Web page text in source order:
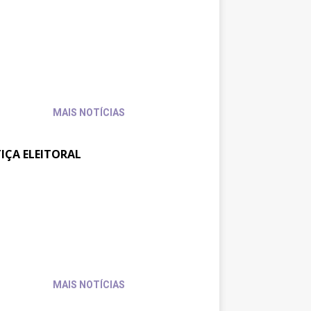
MAIS NOTÍCIAS
ELEITORAL
MAIS NOTÍCIAS